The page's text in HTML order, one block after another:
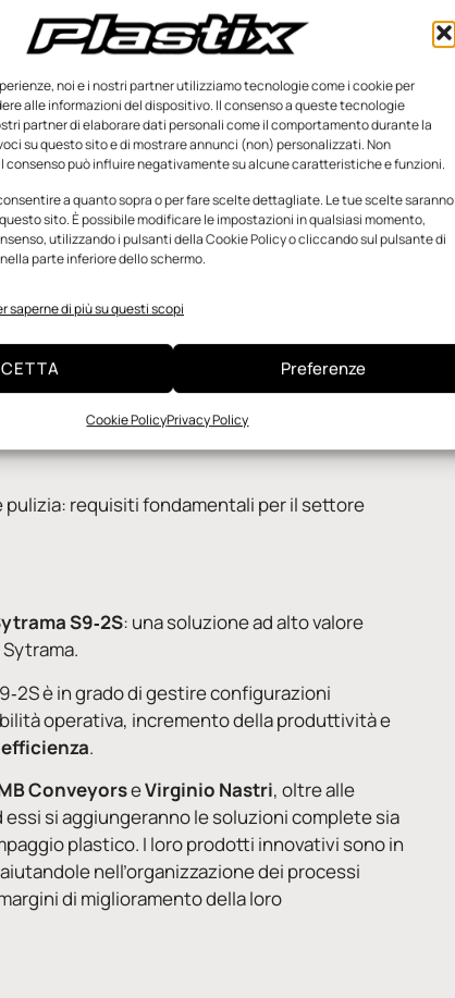
noi e i nostri partner utilizziamo tecnologie come i cookie per
alle informazioni del dispositivo. Il consenso a queste tecnologie
partner di elaborare dati personali come il comportamento durante la
su questo sito e di mostrare annunci (non) personalizzati. Non
consenso può influire negativamente su alcune caratteristiche e funzioni.
a quanto sopra o per fare scelte dettagliate. Le tue scelte saranno
sito. È possibile modificare le impostazioni in qualsiasi momento,
utilizzando i pulsanti della Cookie Policy o cliccando sul pulsante di
parte inferiore dello schermo.
saperne di più su questi scopi
Preferenze
Cookie PolicyPrivacy Policy
H230
per ottimizzare ilbilanciamento del flusso
pulizia: requisiti fondamentali per il settore
S9‑2S: una soluzione ad alto valore
è in grado di gestire configurazioni
operativa, incremento della produttività e
.
ConveyorseVirginio Nastri, oltre alle
essi si aggiungeranno le soluzioni complete sia
plastico. I loro prodotti innovativi sono in
nell’organizzazione dei processi
di miglioramento della loro